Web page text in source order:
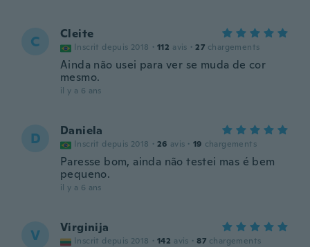
C Cleite
Inscrit depuis 2018 · 112 avis · 27 chargements
Ainda não usei para ver se muda de cor
mesmo.
il y a 6 ans
D Daniela
Inscrit depuis 2018 · 26 avis · 19 chargements
Paresse bom, ainda não testei mas é bem
pequeno.
il y a 6 ans
V Virginija
Inscrit depuis 2018 · 142 avis · 87 chargements